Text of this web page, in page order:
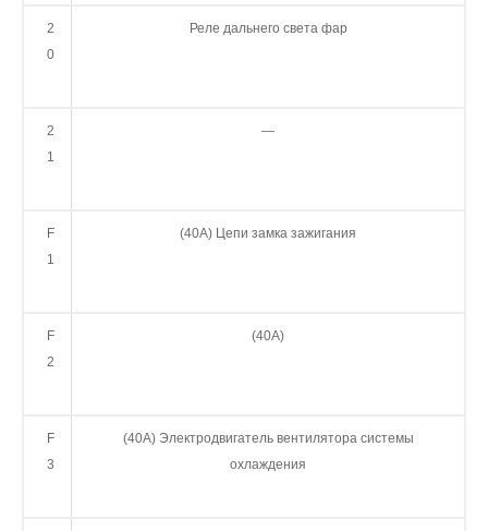
2
0
Реле дальнего света фар
2
1
—
F
1
(40А) Цепи замка зажигания
F
2
(40А)
F
3
(40А) Электродвигатель вентилятора системы
охлаждения